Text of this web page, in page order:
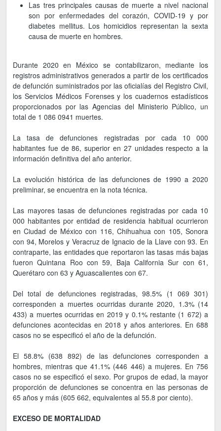
Las tres principales causas de muerte a nivel nacional
son por enfermedades del corazón, COVID-19 y por
diabetes mellitus. Los homicidios representan la sexta
causa de muerte en hombres.
Durante 2020 en México se contabilizaron, mediante los
registros administrativos generados a partir de los certificados
de defunción suministrados por las oficialías del Registro Civil,
los Servicios Médicos Forenses y los cuadernos estadísticos
proporcionados por las Agencias del Ministerio Público, un
total de 1 086 0941 muertes.
La tasa de defunciones registradas por cada 10 000
habitantes fue de 86, superior en 27 unidades respecto a la
información definitiva del año anterior.
La evolución histórica de las defunciones de 1990 a 2020
preliminar, se encuentra en la nota técnica.
Las mayores tasas de defunciones registradas por cada 10
000 habitantes por entidad de residencia habitual ocurrieron
en Ciudad de México con 116, Chihuahua con 105, Sonora
con 94, Morelos y Veracruz de Ignacio de la Llave con 93. En
contraparte, las entidades que reportaron las tasas más bajas
fueron Quintana Roo con 59, Baja California Sur con 61,
Querétaro con 63 y Aguascalientes con 67.
Del total de defunciones registradas, 98.5% (1 069 301)
corresponden a muertes ocurridas durante 2020, 1.3% (14
433) a muertes ocurridas en 2019 y 0.1% restante (1 672) a
defunciones acontecidas en 2018 y años anteriores. En 688
casos no se especificó el año de la defunción.
El 58.8% (638 892) de las defunciones corresponden a
hombres, mientras que 41.1% (446 446) a mujeres. En 756
casos no se especificó el sexo. Por grupos de edad, la mayor
proporción de defunciones se concentra en las personas de
65 años y más (605 662, equivalentes al 55.8 por ciento).
EXCESO DE MORTALIDAD